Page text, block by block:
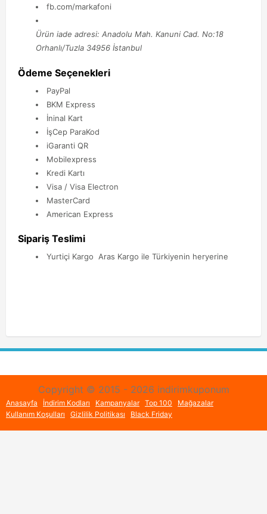
fb.com/markafoni
Ürün iade adresi: Anadolu Mah. Kanuni Cad. No:18
Orhanlı/Tuzla 34956 İstanbul
Ödeme Seçenekleri
PayPal
BKM Express
İninal Kart
İşCep ParaKod
iGaranti QR
Mobilexpress
Kredi Kartı
Visa / Visa Electron
MasterCard
American Express
Sipariş Teslimi
Yurtiçi Kargo Aras Kargo ile Türkiyenin heryerine
Copyright © 2015 - 2026 indirimkuponum
Anasayfa İndirim Kodları Kampanyalar Top 100
Mağazalar
Kullanım Koşulları
Gizlilik Politikası Black Friday